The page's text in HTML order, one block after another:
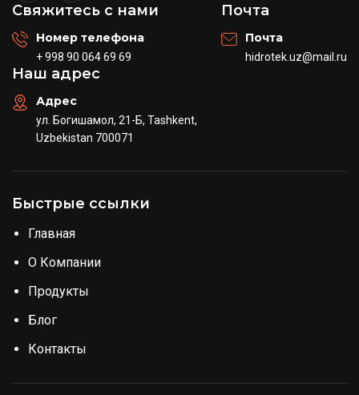
Свяжитесь с нами
Номер телефона
+ 998 90 064 69 69
Почта
Почта
hidrotek.uz@mail.ru
Наш адрес
Адрес
ул. Богишамол, 21-Б, Tashkent,
Uzbekistan 700071
Быстрые ссылки
Главная
О Компании
Продукты
Блог
Контакты